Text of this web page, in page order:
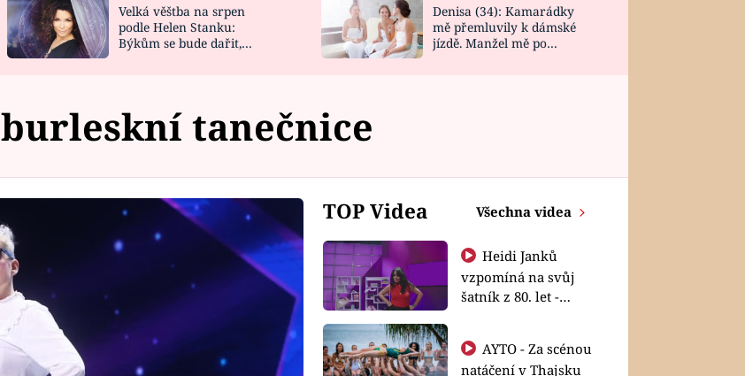
NOVINKY
VIDEORECEPTY
DESIGN
Velká věštba na srpen
podle Helen Stanku:
Býkům se bude dařit,
Denisa (34): Kamarádky
mě přemluvily k dámské
jízdě. Manžel mě po
burleskní tanečnice
TOP Videa Všechna videa
Heidi Janků
vzpomíná na svůj
šatník z 80. let -
natáčení v Thajsku